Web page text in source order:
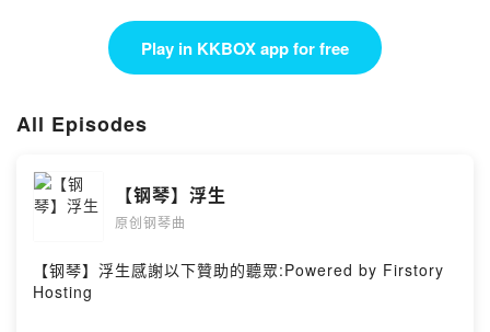
Play in KKBOX app for free
All Episodes
【钢琴】浮生
原创钢琴曲
【钢琴】浮生感謝以下贊助的聽眾:Powered by Firstory
Hosting